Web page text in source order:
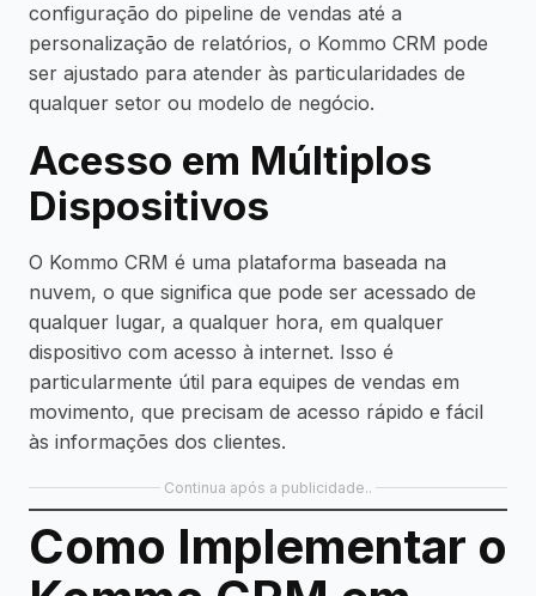
configuração do pipeline de vendas até a
personalização de relatórios, o Kommo CRM pode
ser ajustado para atender às particularidades de
qualquer setor ou modelo de negócio.
Acesso em Múltiplos
Dispositivos
O Kommo CRM é uma plataforma baseada na
nuvem, o que significa que pode ser acessado de
qualquer lugar, a qualquer hora, em qualquer
dispositivo com acesso à internet. Isso é
particularmente útil para equipes de vendas em
movimento, que precisam de acesso rápido e fácil
às informações dos clientes.
Continua após a publicidade..
Como Implementar o